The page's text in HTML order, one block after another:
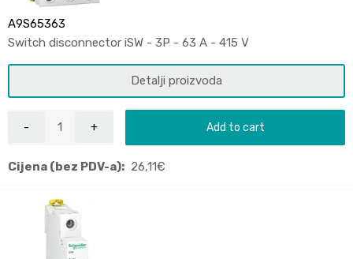
A9S65363
Switch disconnector iSW - 3P - 63 A - 415 V
Detalji proizvoda
Add to cart
Cijena (bez PDV-a): 26,11€